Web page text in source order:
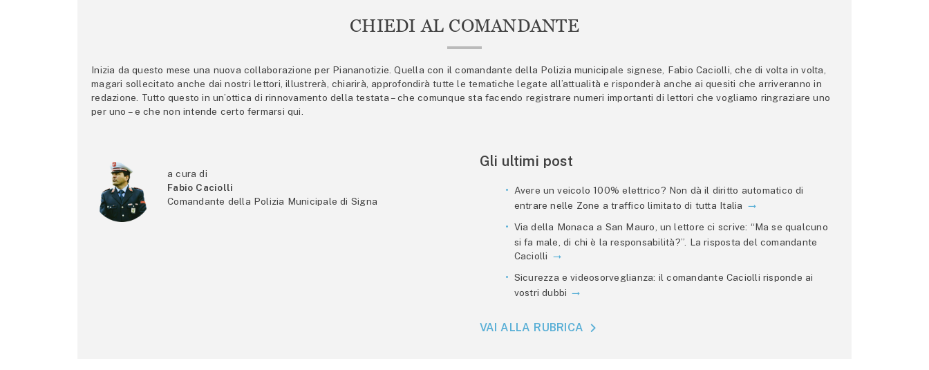
CHIEDI AL COMANDANTE
Inizia da questo mese una nuova collaborazione per Piananotizie. Quella con il comandante della Polizia municipale signese, Fabio Caciolli, che di volta in volta,
magari sollecitato anche dai nostri lettori, illustrerà, chiarirà, approfondirà tutte le tematiche legate all’attualità e risponderà anche ai quesiti che arriveranno in
redazione. Tutto questo in un’ottica di rinnovamento della testata – che comunque sta facendo registrare numeri importanti di lettori che vogliamo ringraziare uno
per uno – e che non intende certo fermarsi qui.
a cura di
Fabio Caciolli
Comandante della Polizia Municipale di Signa
Gli ultimi post
Avere un veicolo 100% elettrico? Non dà il diritto automatico di
entrare nelle Zone a traffico limitato di tutta Italia
Via della Monaca a San Mauro, un lettore ci scrive: “Ma se qualcuno
si fa male, di chi è la responsabilità?”. La risposta del comandante
Caciolli
Sicurezza e videosorveglianza: il comandante Caciolli risponde ai
vostri dubbi
VAI ALLA RUBRICA